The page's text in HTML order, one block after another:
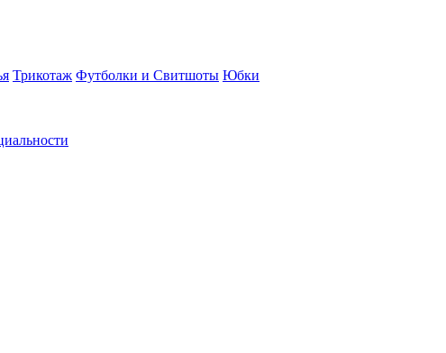
Трикотаж Футболки и Свитшоты Юбки